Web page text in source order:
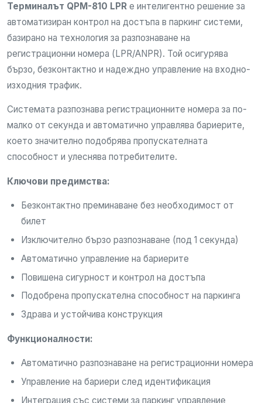
Терминалът QPM-810 LPR е интелигентно решение за
автоматизиран контрол на достъпа в паркинг системи,
базирано на технология за разпознаване на
регистрационни номера (LPR/ANPR). Той осигурява
бързо, безконтактно и надеждно управление на входно-
изходния трафик.
Системата разпознава регистрационните номера за по-
малко от секунда и автоматично управлява бариерите,
което значително подобрява пропускателната
способност и улеснява потребителите.
Ключови предимства:
Безконтактно преминаване без необходимост от
билет
Изключително бързо разпознаване (под 1 секунда)
Автоматично управление на бариерите
Повишена сигурност и контрол на достъпа
Подобрена пропускателна способност на паркинга
Здрава и устойчива конструкция
Функционалности:
Автоматично разпознаване на регистрационни номера
Управление на бариери след идентификация
Интеграция със системи за паркинг управление